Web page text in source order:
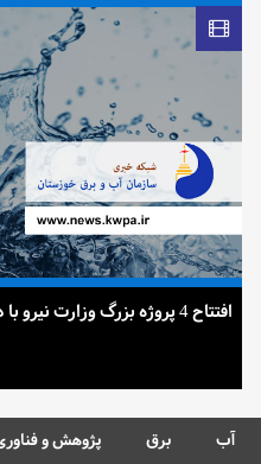
افتتاح 4 پروژه بزرگ وزارت نیرو با دستور رئیس جمهور
آب برق پژوهش و فناوری